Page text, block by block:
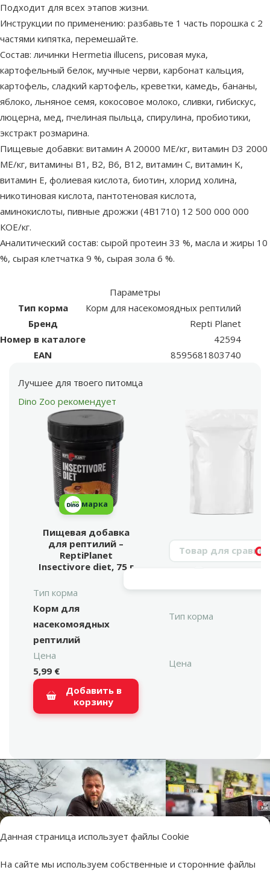
Данная страница использует файлы Cookie
На сайте мы используем собственные и сторонние файлы
Подходит для всех этапов жизни.
Инструкции по применению: разбавьте 1 часть порошка с 2
частями кипятка, перемешайте.
Состав: личинки Hermetia illucens, рисовая мука,
картофельный белок, мучные черви, карбонат кальция,
картофель, сладкий картофель, креветки, камедь, бананы,
яблоко, льняное семя, кокосовое молоко, сливки, гибискус,
люцерна, мед, пчелиная пыльца, спирулина, пробиотики,
экстракт розмарина.
Пищевые добавки: витамин A 20000 МЕ/кг, витамин D3 2000
МЕ/кг, витамины B1, B2, B6, B12, витамин C, витамин K,
витамин E, фолиевая кислота, биотин, хлорид холина,
никотиновая кислота, пантотеновая кислота,
аминокислоты, пивные дрожжи (4B1710) 12 500 000 000
КОЕ/кг.
Аналитический состав: сырой протеин 33 %, масла и жиры 10
%, сырая клетчатка 9 %, сырая зола 6 %.
Параметры
Тип корма
Корм для насекомоядных рептилий
Бренд
Repti Planet
Номер в каталоге
42594
EAN
8595681803740
Лучшее для твоего питомца
Dino Zoo рекомендует
марка
Пищевая добавка
для рептилий –
ReptiPlanet
Insectivore diet, 75 г
Тип корма
Корм для
насекомоядных
рептилий
Тип корма
Цена
5,99 €
Цена
Добавить в
корзину